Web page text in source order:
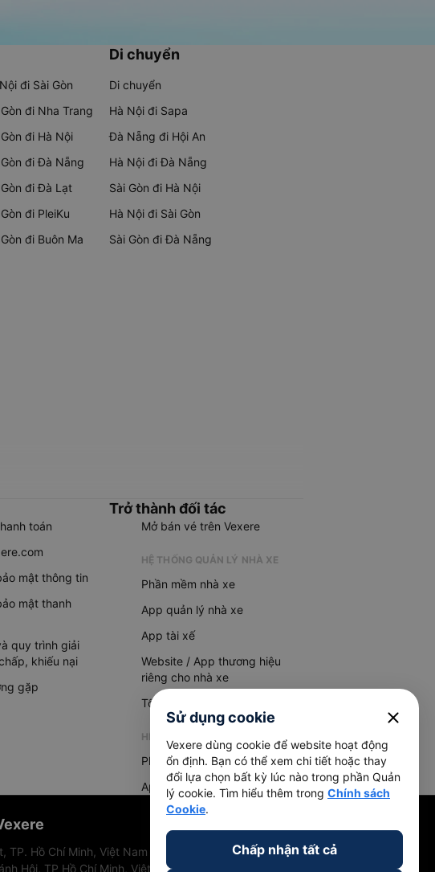
đi Sài Gòn
đi Nha Trang
đi Hà Nội
đi Đà Nẵng
đi Đà Lạt
đi PleiKu
đi Buôn Ma
Di chuyển
Di chuyển
Hà Nội đi Sapa
Đà Nẵng đi Hội An
Hà Nội đi Đà Nẵng
Sài Gòn đi Hà Nội
Hà Nội đi Sài Gòn
Sài Gòn đi Đà Nẵng
toán
mật thông tin
mật thanh
quy trình giải
khiếu nại
gặp
Trở thành đối tác
Mở bán vé trên Vexere
HỆ THỐNG QUẢN LÝ NHÀ XE
Phần mềm nhà xe
App quản lý nhà xe
App tài xế
Website / App thương hiệu
riêng cho nhà xe
Tổng đài AI
HỆ THỐNG QUẢN LÝ HÀNG HOÁ
Phần mềm quản lý hàng hoá
App quản lý hàng hoá
TP. Hồ Chí Minh, Việt Nam
Hội, TP Hồ Chí Minh, Việt Nam
Sử dụng cookie close
Vexere dùng cookie để website hoạt động
ổn định. Bạn có thể xem chi tiết hoặc thay
đổi lựa chọn bất kỳ lúc nào trong phần Quản
lý cookie. Tìm hiểu thêm trong Chính sách
Cookie.
Chấp nhận tất cả